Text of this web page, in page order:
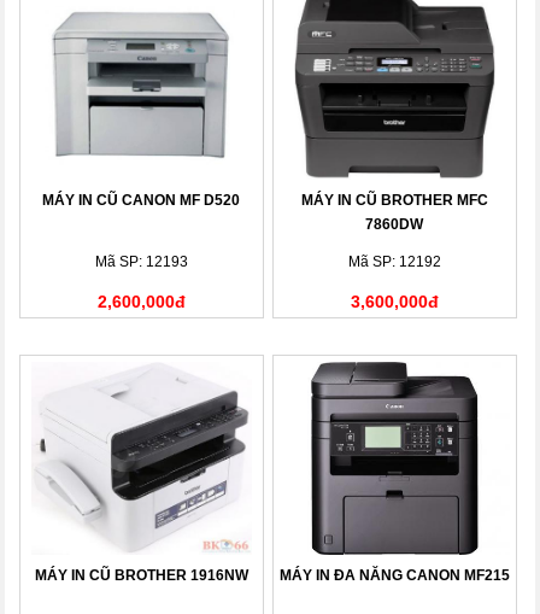
MÁY IN CŨ CANON MF D520
Mã SP: 12193
2,600,000đ
MÁY IN CŨ BROTHER MFC
7860DW
Mã SP: 12192
3,600,000đ
MÁY IN CŨ BROTHER 1916NW MÁY IN ĐA NĂNG CANON MF215